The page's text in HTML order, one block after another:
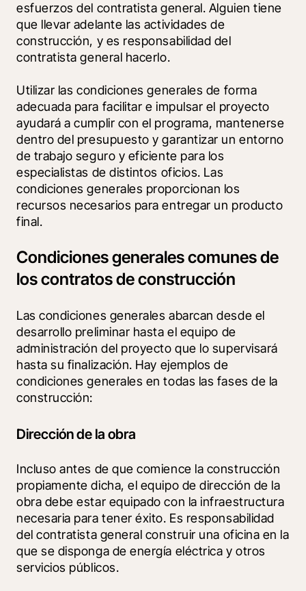
esfuerzos del contratista general. Alguien tiene
que llevar adelante las actividades de
construcción, y es responsabilidad del
contratista general hacerlo.
Utilizar las condiciones generales de forma
adecuada para facilitar e impulsar el proyecto
ayudará a cumplir con el programa, mantenerse
dentro del presupuesto y garantizar un entorno
de trabajo seguro y eficiente para los
especialistas de distintos oficios. Las
condiciones generales proporcionan los
recursos necesarios para entregar un producto
final.
Condiciones generales comunes de
los contratos de construcción
Las condiciones generales abarcan desde el
desarrollo preliminar hasta el equipo de
administración del proyecto que lo supervisará
hasta su finalización. Hay ejemplos de
condiciones generales en todas las fases de la
construcción:
Dirección de la obra
Incluso antes de que comience la construcción
propiamente dicha, el equipo de dirección de la
obra debe estar equipado con la infraestructura
necesaria para tener éxito. Es responsabilidad
del contratista general construir una oficina en la
que se disponga de energía eléctrica y otros
servicios públicos.